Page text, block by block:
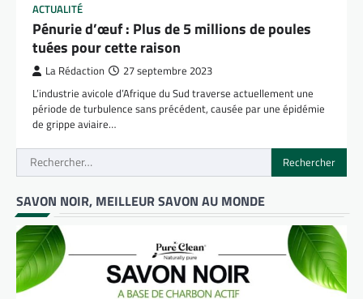
ACTUALITÉ
Pénurie d’œuf : Plus de 5 millions de poules
tuées pour cette raison
La Rédaction 27 septembre 2023
L’industrie avicole d’Afrique du Sud traverse actuellement une
période de turbulence sans précédent, causée par une épidémie
de grippe aviaire…
Rechercher :
SAVON NOIR, MEILLEUR SAVON AU MONDE